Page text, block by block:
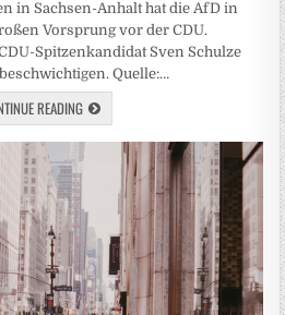
in Sachsen-Anhalt hat die AfD in
Vorsprung vor der CDU.
Spitzenkandidat Sven Schulze
Quelle:…
READING